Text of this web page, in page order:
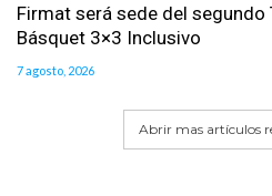
Firmat será sede del segundo
Básquet 3×3 Inclusivo
7 agosto, 2026
Abrir mas artículos